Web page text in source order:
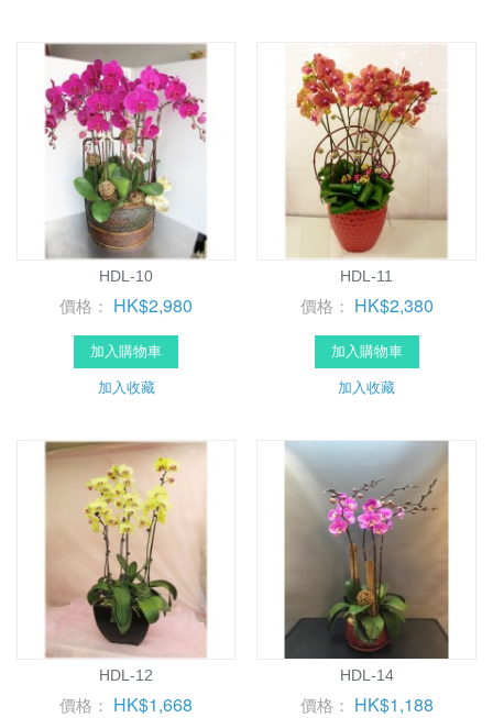
HDL-10
價格： HK$2,980
加入購物車
加入收藏
HDL-11
價格： HK$2,380
加入購物車
加入收藏
HDL-12
價格： HK$1,668
HDL-14
價格： HK$1,188